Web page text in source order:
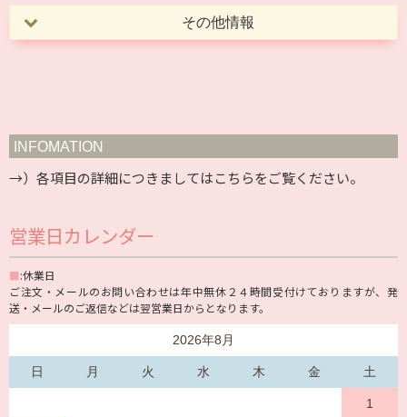
その他情報
INFOMATION
→）各項目の詳細につきましてはこちらをご覧ください。
営業日カレンダー
■:休業日
ご注文・メールのお問い合わせは年中無休２４時間受付けておりますが、発
送・メールのご返信などは翌営業日からとなります。
2026年8月
日 月 火 水 木 金 土
1